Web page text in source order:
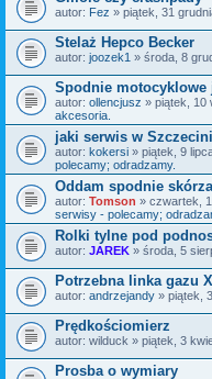
autor: Fez » piątek, 31
Stelaż Hepco Becker
autor: joozek1 » środa, 8
Spodnie motocyklowe
autor: ollencjusz » piątek, 10
akcesoria.
jaki serwis w
autor: kokersi » piątek, 9
polecamy; odradzamy.
Oddam spodnie
autor: Tomson » czwartek,
serwisy - polecamy;
Rolki tylne pod
autor: JAREK » środa, 5
Potrzebna linka gazu
autor: andrzejandy » piątek,
Prędkościomierz
autor: wilduck » piątek, 3
Prosba o wymiary